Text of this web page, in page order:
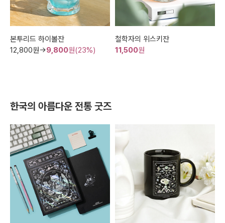
본투리드 하이볼잔
12,800원→9,800원(23%)
철학자의 위스키잔
11,500원
한국의 아름다운 전통 굿즈